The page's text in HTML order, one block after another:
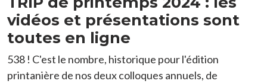
vidéos et présentations sont
toutes en ligne
538 ! C'est le nombre, historique pour l'édition
printanière de nos deux colloques annuels, de